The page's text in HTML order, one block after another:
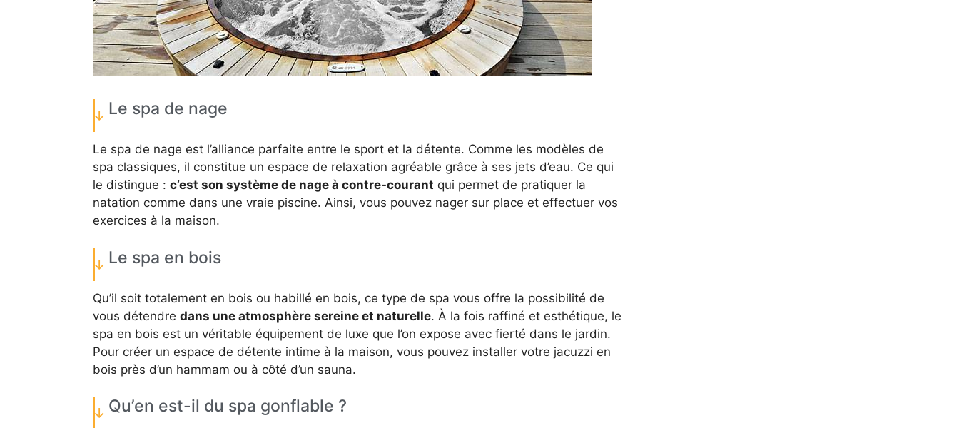
Le spa de nage
Le spa de nage est l’alliance parfaite entre le sport et la détente. Comme les modèles de
spa classiques, il constitue un espace de relaxation agréable grâce à ses jets d’eau. Ce qui
le distingue : c’est son système de nage à contre-courant qui permet de pratiquer la
natation comme dans une vraie piscine. Ainsi, vous pouvez nager sur place et effectuer vos
exercices à la maison.
Le spa en bois
Qu’il soit totalement en bois ou habillé en bois, ce type de spa vous offre la possibilité de
vous détendre dans une atmosphère sereine et naturelle. À la fois raffiné et esthétique, le
spa en bois est un véritable équipement de luxe que l’on expose avec fierté dans le jardin.
Pour créer un espace de détente intime à la maison, vous pouvez installer votre jacuzzi en
bois près d’un hammam ou à côté d’un sauna.
Qu’en est-il du spa gonflable ?